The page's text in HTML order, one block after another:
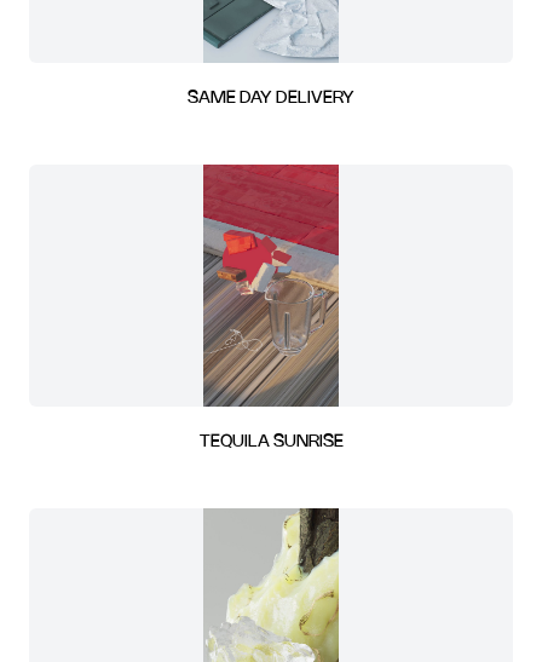
SAME DAY DELIVERY
TEQUILA SUNRISE